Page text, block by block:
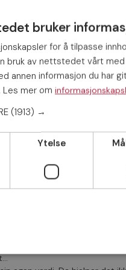
setter pris på bestemte
det vanskelig å motsi.
din, utholdenheten
er pen.” Det er dommer
Men hvis du sier du
ikke bestride.
din! Her er noen
til meg i kveld.”
og den andre tydelig blir
Kanskje de ikke er enig i
ikke ekte – det kan føles som
kjenner seg ikke igjen –
bruker
for å tilpasse
bruk av nettstedet vårt
annen informasjon du har
mer om
(1913) →
Ytelse